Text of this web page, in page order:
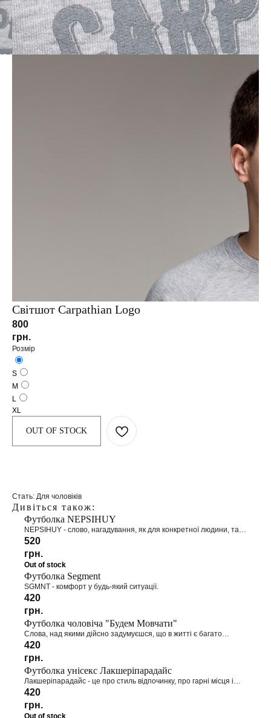
Світшот Carpathian Logo
800
грн.
Розмір
S
M
L
XL
OUT OF STOCK
Стать: Для чоловіків
Дивіться також:
Футболка NEPSIHUY
NEPSIHUY - слово, нагадування, як для конкретної людини, так і
для широкого загалу, що немає безвихідних ситуацій, просто до
520
грн.
Out of stock
Футболка Segment
SGMNT - комфорт у будь-який ситуації.
420
грн.
Футболка чоловіча "Будем Мовчати"
Слова, над якими дійсно задумуєшся, що в житті є багато
прекрасних речей, які неможливо пояснити, і краще дати змогу
420
грн.
Футболка унісекс Лакшеріпарадайс
Лакшеріпарадайс - це про стиль відпочинку, про гарні місця і
гарних людей. Це про про вміння забути про роботу та щоденні
Затоки, підкорюєш Карпати або веселишся з друзями в кафе
420
грн.
Out of stock
КОНТАКТИ
м. Львів, вул. Зелена, 109
info@segmentbrand.com
ПОКАЗАТИ НА МАПІ
ЗАЯВКА НА САЙТІ
Залиште заявку на нашому сайті і наш
менеджер вам зателефонує